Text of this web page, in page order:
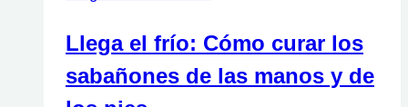
Llega el frío: Cómo curar los
sabañones de las manos y de